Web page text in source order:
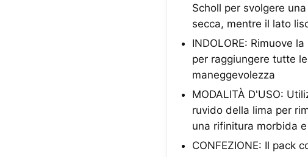
Scholl per svolgere
secca, mentre il lato
INDOLORE: Rimuove
per raggiungere tutte
maneggevolezza
MODALITÀ D'USO:
ruvido della lima per
una rifinitura morbida
CONFEZIONE: Il pack